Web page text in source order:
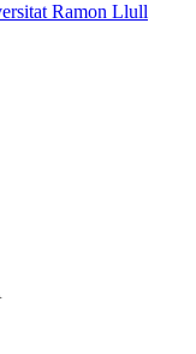
Ramon Llull